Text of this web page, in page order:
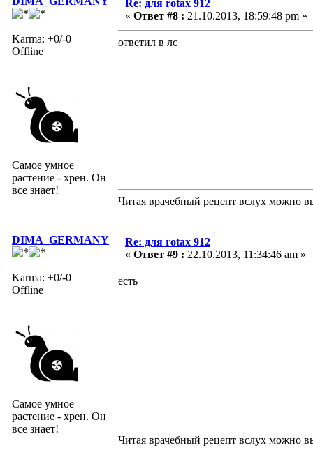
Karma: +0/-0
Offline
Самое умное
растение - хрен. Он
все знает!
Re: для rotax 912
« Ответ #8 : 21.10.2013, 18:59:48 pm »
ответил в лс
Читая врачебный рецепт вслух можно
DIMA_GERMANY
Karma: +0/-0
Offline
Самое умное
растение - хрен. Он
все знает!
Re: для rotax 912
« Ответ #9 : 22.10.2013, 11:34:46 am »
есть
Читая врачебный рецепт вслух можно